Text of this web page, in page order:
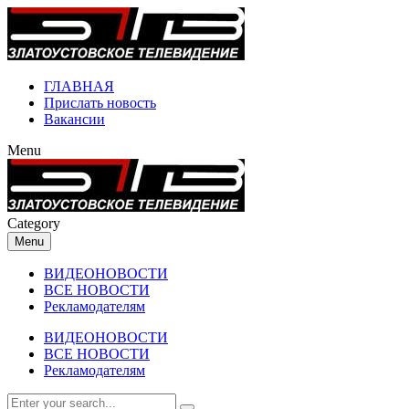
ГЛАВНАЯ
Прислать новость
Вакансии
Menu
Category
Menu
ВИДЕОНОВОСТИ
ВСЕ НОВОСТИ
Рекламодателям
ВИДЕОНОВОСТИ
ВСЕ НОВОСТИ
Рекламодателям